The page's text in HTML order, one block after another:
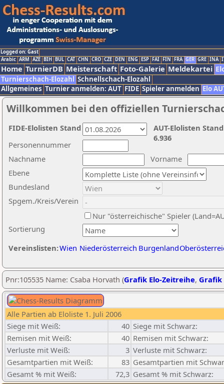
Logged on: Gast
Arabic ARM AZE BIH BUL CAT CHN CRO CZE DEN ENG ESP FAI FIN FRA GER GRE INA
Home TurnierDB Meisterschaft Foto-Galerie Meldekartei
Turnierschach-Elozahl Schnellschach-Elozahl
Allgemeines Turnier anmelden: AUT FIDE Spieler anmelden Elo
Willkommen bei den offiziellen
Nachname
Vorname
Ebene
Sortierung
Personennummer
Bundesland
Spgem./Kreis/Verein
Nur "österreichische" Spieler
Vereinslisten:Wien Niederösterreich Burgenland
AUT-Elolisten
6.936
FIDE-Elolisten Stand
Pnr:105535 Name: Csaba Horvath (Grafik Elo-Zeitreihe, Grafik
Alle Partien ab Eloliste 1. Juli 2006
Siege mit Weiß:
40 Siege mit Schwarz:
Remisen mit Weiß:
40 Remisen mit Schwarz:
Verluste mit Weiß:
3 Verluste mit Schwarz:
Gesamtpartien mit Weiß:
83 Gesamtpartien mit
Gesamt % mit Weiß:
72,3 Gesamt % mit Schwarz: